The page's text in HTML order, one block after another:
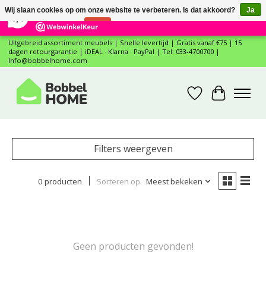
12 Reviews ×
Uitgebreid assortiment meubels | Snelle levertijd | Gratis vanaf €75 | 15
dagen retourgarantie | iDEAL · Klarna · PayPal | Tel: 033-4700700 |
Info@bobbelhome.com
Verlanglijst
Filters weergeven
0 producten Sorteren op Meest bekeken
Geen producten gevonden!
Wij slaan cookies op om onze website te verbeteren. Is dat akkoord?
Ja
Nee